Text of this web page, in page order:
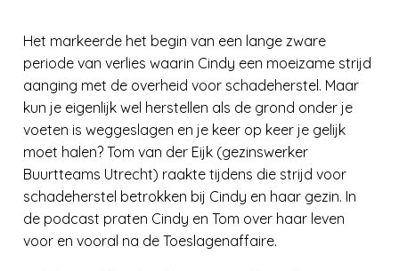
Het markeerde het begin van een lange zware
periode van verlies waarin Cindy een moeizame strijd
aanging met de overheid voor schadeherstel. Maar
kun je eigenlijk wel herstellen als de grond onder je
voeten is weggeslagen en je keer op keer je gelijk
moet halen? Tom van der Eijk (gezinswerker
Buurtteams Utrecht) raakte tijdens die strijd voor
schadeherstel betrokken bij Cindy en haar gezin. In
de podcast praten Cindy en Tom over haar leven
voor en vooral na de Toeslagenaffaire.